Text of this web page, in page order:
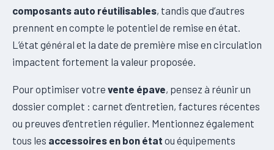
composants auto réutilisables, tandis que d’autres
prennent en compte le potentiel de remise en état.
L’état général et la date de première mise en circulation
impactent fortement la valeur proposée.
Pour optimiser votre vente épave, pensez à réunir un
dossier complet : carnet d’entretien, factures récentes
ou preuves d’entretien régulier. Mentionnez également
tous les accessoires en bon état ou équipements